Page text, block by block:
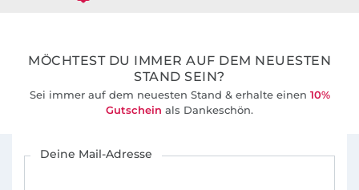
MÖCHTEST DU IMMER AUF DEM NEUESTEN
STAND SEIN?
Sei immer auf dem neuesten Stand & erhalte einen 10%
Gutschein als Dankeschön.
Deine Mail-Adresse